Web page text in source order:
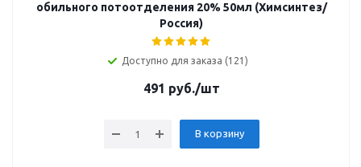
обильного потоотделения 20% 50мл (Химсинтез/
Россия)
Доступно для заказа (121)
491 руб./шт
В корзину